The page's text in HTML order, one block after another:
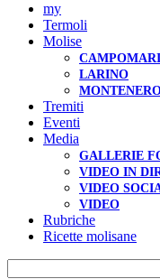
my
Termoli
Molise
LARINO
Tremiti
Eventi
Media
GALLERIE
VIDEO IN
VIDEO
VIDEO
Rubriche
Ricette molisane